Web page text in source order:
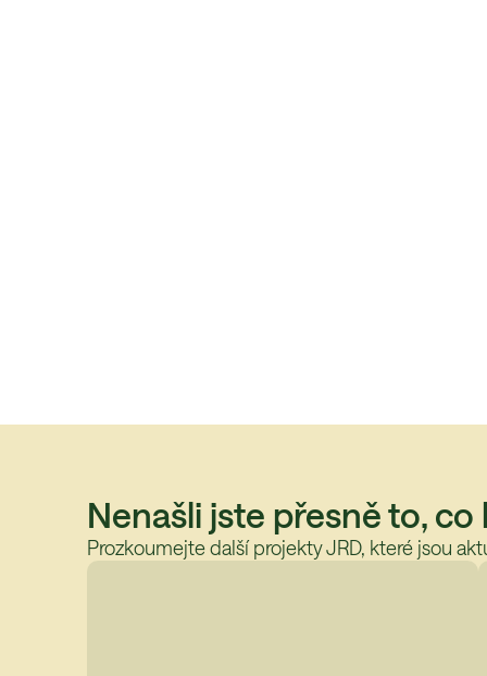
Nenašli jste přesně to, co
Prozkoumejte další projekty JRD, které jsou